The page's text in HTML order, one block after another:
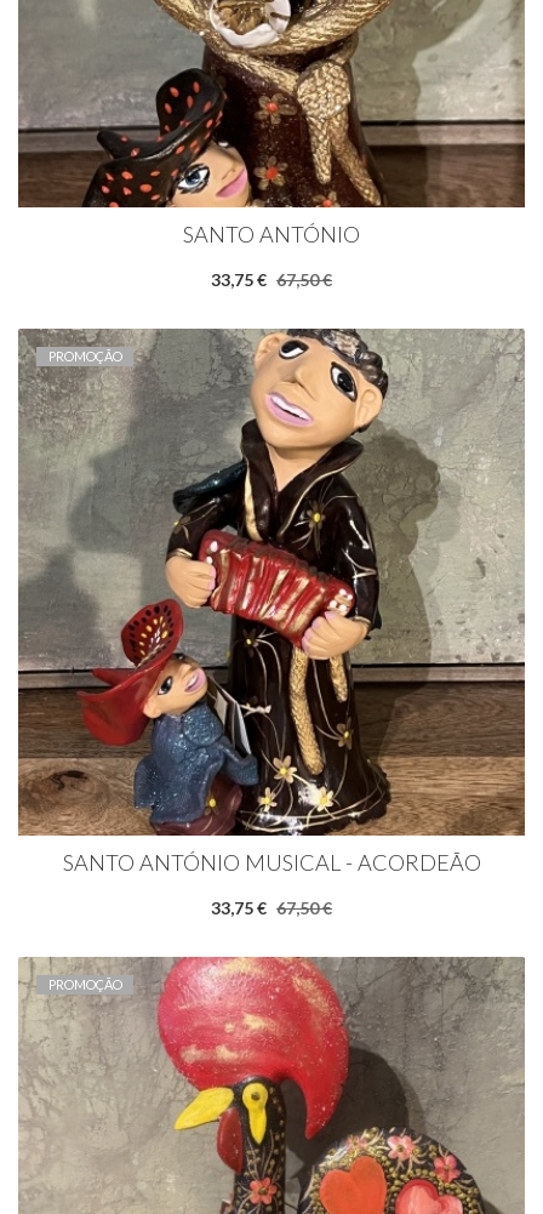
SANTO ANTÓNIO
33,75 € 67,50 €
PROMOÇÃO
SANTO ANTÓNIO MUSICAL - ACORDEÃO
33,75 € 67,50 €
PROMOÇÃO